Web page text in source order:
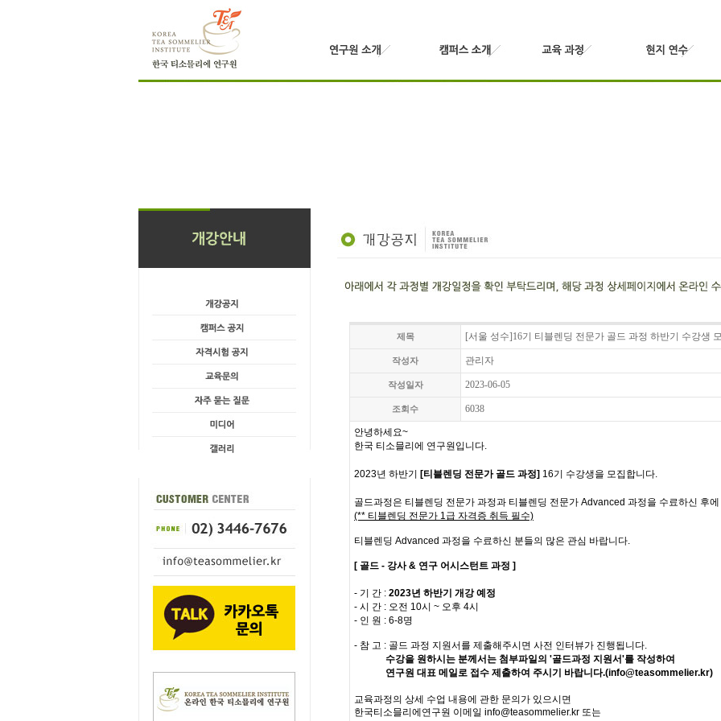
제목 [서울 성수]16기 티블렌딩 전문가 골드 과정 하반기 수강생
작성자 관리자
작성일자 2023-06-05
조회수 6038
안녕하세요~
한국 티소믈리에 연구원입니다.
2023년 하반기 [티블렌딩 전문가 골드 과정] 16기 수강생을 모집합니다.
골드과정은 티블렌딩 전문가 과정과 티블렌딩 전문가 Advanced 과정을 수료하신 후
(** 티블렌딩 전문가 1급 자격증 취득 필수)
티블렌딩 Advanced 과정을 수료하신 분들의 많은 관심 바랍니다.
[ 골드 - 강사 & 연구 어시스턴트 과정 ]
- 기 간 : 2023년 하반기 개강 예정
- 시 간 : 오전 10시 ~ 오후 4시
- 인 원 : 6-8명
- 참 고 : 골드 과정 지원서를 제출해주시면 사전 인터뷰가 진행됩니다.
수강을 원하시는 분께서는 첨부파일의 '골드과정 지원서'를 작성하여
연구원 대표 메일로 접수 제출하여 주시기 바랍니다.(info@teasommelier.kr)
교육과정의 상세 수업 내용에 관한 문의가 있으시면
한국티소믈리에연구원 이메일 info@teasommelier.kr 또는